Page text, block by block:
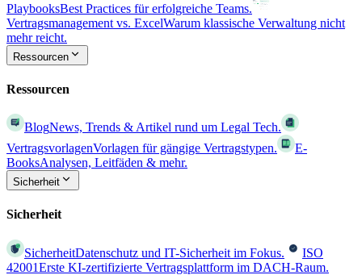
PlaybooksBest Practices für erfolgreiche Teams.
Vertragsmanagement vs. ExcelWarum klassische Verwaltung nicht
mehr reicht.
Ressourcen
Ressourcen
BlogNews, Trends & Artikel rund um Legal Tech.
VertragsvorlagenVorlagen für gängige Vertragstypen.
E-
BooksAnalysen, Leitfäden & mehr.
Sicherheit
Sicherheit
SicherheitDatenschutz und IT-Sicherheit im Fokus.
ISO
42001Erste KI-zertifizierte Vertragsplattform im DACH-Raum.